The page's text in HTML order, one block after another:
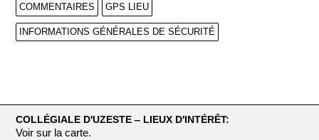
COMMENTAIRES GPS LIEU
INFORMATIONS GÉNÉRALES DE SÉCURITÉ
COLLÉGIALE D'UZESTE ‒ LIEUX D'INTÉRÊT:
Voir sur la carte.